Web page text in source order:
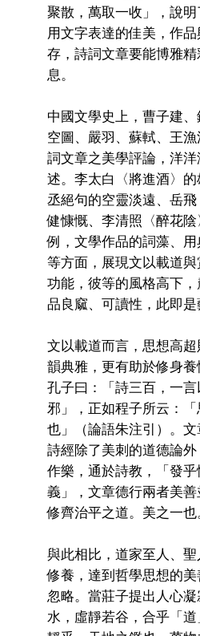
聚散，萬取一收」，說
用文字表達的佳美，作
存，詩詞文章要能博雅
息。
中國文學史上，曹子建、
空圖、嚴羽、蘇軾、王
詞文章之美學評論，洋
述。李太白〈將進酒〉
丞絕句的空靈淡遠、岳
健慷慨、李清照〈醉花
例，文學作品的詞藻、
等方面，展現文以載道
功能，彼等的風格高下
品良窳、可讀性，此即是
文以載道而言，思想高
韻典雅，更有助於修身養
孔子曰：「詩三百，一
邪」，正如程子所云：
也」（論語朱注引）。文
詩經除了美刺的道德論
作樂，通於詩教，「發
義」，文章德行兩者美
修齊治平之道。美之一也
與此相比，道家至人、
修養，達到哲學思想的
忽略。當莊子提出人心
水，虛靜若谷，合乎「